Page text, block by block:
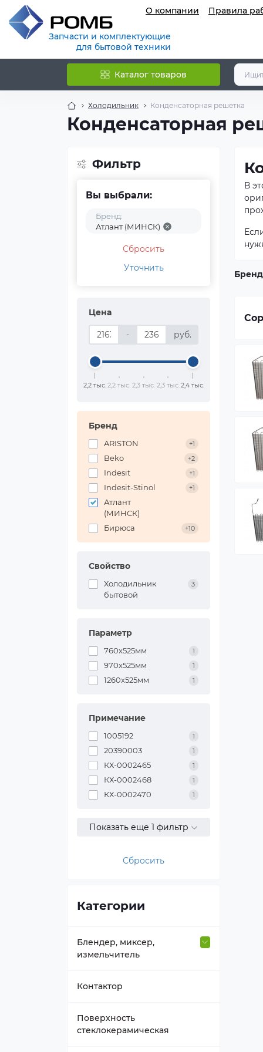
Запчасти и комплектующие
для бытовой техники
О компании Правила
Каталог товаров
Холодильник Конденсаторная решетка
Конденсаторная
Фильтр
Вы выбрали:
Бренд:
Атлант (МИНСК)
Сбросить
Уточнить
Цена
- руб.
2,2 тыс.2,2 тыс. 2,3 тыс. 2,3 тыс.2,4 тыс.
Бренд
ARISTON +1
Beko +2
Indesit +1
Indesit-Stinol +1
Атлант
(МИНСК)
Бирюса
+10
Свойство
Холодильник
бытовой
3
Параметр
760х525мм 1
970х525мм 1
1260х525мм 1
Примечание
1005192 1
20390003 1
КХ-0002465 1
КХ-0002468 1
КХ-0002470 1
Показать еще 1 фильтр
Сбросить
Категории
Блендер, миксер,
измельчитель
Втулка вала
Держатель насадок
Контактор
Поверхность
стеклокерамическая
В
Бренд